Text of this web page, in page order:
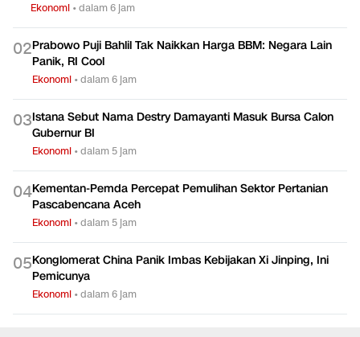
Ekonomi •dalam 6 jam
02Prabowo Puji Bahlil Tak Naikkan Harga BBM: Negara Lain
Panik, RI Cool
Ekonomi •dalam 6 jam
03Istana Sebut Nama Destry Damayanti Masuk Bursa Calon
Gubernur BI
Ekonomi •dalam 5 jam
04Kementan-Pemda Percepat Pemulihan Sektor Pertanian
Pascabencana Aceh
Ekonomi •dalam 5 jam
05Konglomerat China Panik Imbas Kebijakan Xi Jinping, Ini
Pemicunya
Ekonomi •dalam 6 jam